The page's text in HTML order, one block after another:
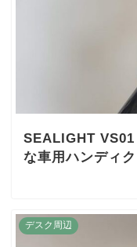
SEALIGHT
な車用ハンディ
デスク周辺